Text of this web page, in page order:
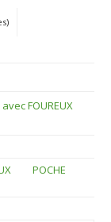
avec FOUREUX
POCHE